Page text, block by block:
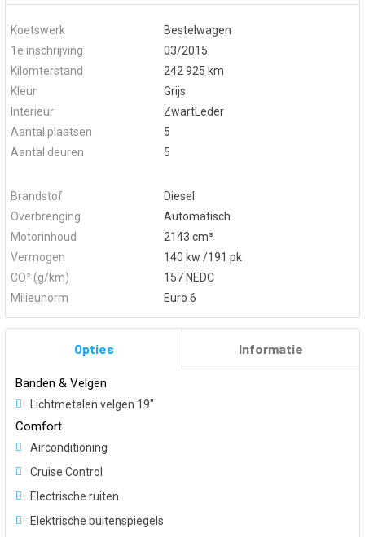
Koetswerk
Bestelwagen
1e inschrijving
03/2015
Kilomterstand
242 925 km
Kleur
Grijs
Interieur
ZwartLeder
Aantal plaatsen
5
Aantal deuren
5
Brandstof
Diesel
Overbrenging
Automatisch
Motorinhoud
2143 cm³
Vermogen
140 kw /191 pk
CO² (g/km)
157 NEDC
Milieunorm
Euro 6
Opties Informatie
Banden & Velgen
Lichtmetalen velgen 19"
Comfort
Airconditioning
Cruise Control
Electrische ruiten
Elektrische buitenspiegels